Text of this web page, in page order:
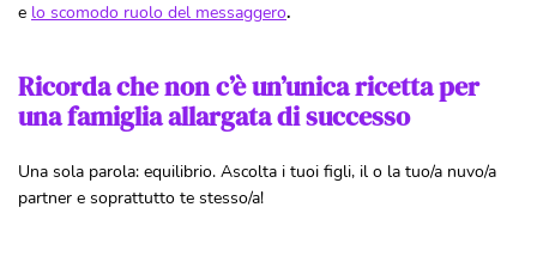
e lo scomodo ruolo del messaggero.
Ricorda che non c’è un’unica ricetta per
una famiglia allargata di successo
Una sola parola: equilibrio. Ascolta i tuoi figli, il o la tuo/a nuvo/a
partner e soprattutto te stesso/a!